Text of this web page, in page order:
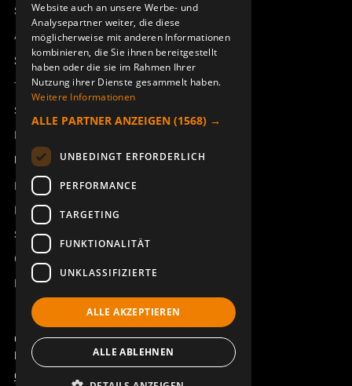
DREHSCHALTER TX50 B9RS 933590-000
DREHSCHALTER 4
POSITIONEN
934261-000
FUNKMODUL TRX BQ
947966-863
Sesam
Access_Ctrl
Support
Technischer Support
Service buchen
Handbücher und Videoanleitungen
Über Åkerströms
Kontakt
Neuigkeiten
Sicherheit und Richtlinien
Geschäftsbedingungen
REACH
Copyright ©2026 Åkerströms. All rights reserved.
Björbovägen 143, 786 97 Björbo.
Code of Conduct
Website auch an unsere Werbe- und
Analysepartner weiter, die diese
möglicherweise mit anderen Informationen
kombinieren, die Sie ihnen bereitgestellt
haben oder die sie im Rahmen Ihrer
Nutzung ihrer Dienste gesammelt haben.
Weitere Informationen
ALLE PARTNER ANZEIGEN (1568) →
UNBEDINGT ERFORDERLICH
PERFORMANCE
TARGETING
FUNKTIONALITÄT
UNKLASSIFIZIERTE
ALLE AKZEPTIEREN
ALLE ABLEHNEN